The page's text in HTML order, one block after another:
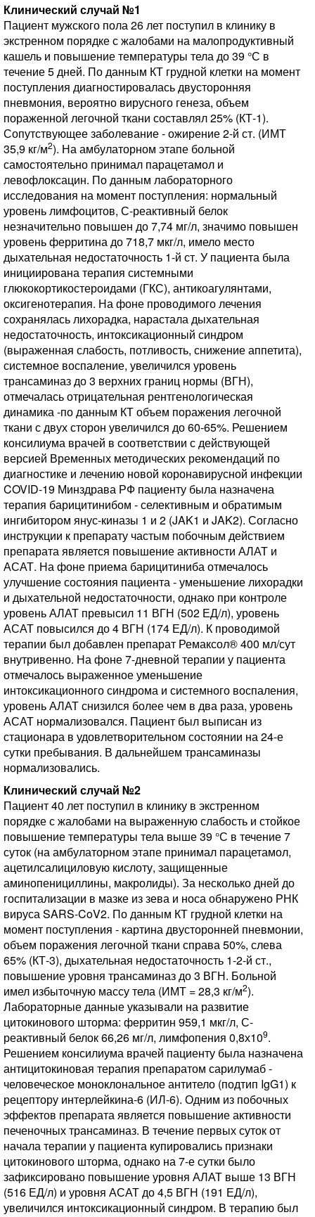
Клинический случай №1
Пациент мужского пола 26 лет поступил в клинику в
экстренном порядке с жалобами на малопродуктивный
кашель и повышение температуры тела до 39 °С в
течение 5 дней. По данным КТ грудной клетки на момент
поступления диагностировалась двусторонняя
пневмония, вероятно вирусного генеза, объем
пораженной легочной ткани составлял 25% (КТ-1).
Сопутствующее заболевание - ожирение 2-й ст. (ИМТ
35,9 кг/м2). На амбулаторном этапе больной
самостоятельно принимал парацетамол и
левофлоксацин. По данным лабораторного
исследования на момент поступления: нормальный
уровень лимфоцитов, С-реактивный белок
незначительно повышен до 7,74 мг/л, значимо повышен
уровень ферритина до 718,7 мкг/л, имело место
дыхательная недостаточность 1-й ст. У пациента была
инициирована терапия системными
глюкокортикостероидами (ГКС), антикоагулянтами,
оксигенотерапия. На фоне проводимого лечения
сохранялась лихорадка, нарастала дыхательная
недостаточность, интоксикационный синдром
(выраженная слабость, потливость, снижение аппетита),
системное воспаление, увеличился уровень
трансаминаз до 3 верхних границ нормы (ВГН),
отмечалась отрицательная рентгенологическая
динамика -по данным КТ объем поражения легочной
ткани с двух сторон увеличился до 60-65%. Решением
консилиума врачей в соответствии с действующей
версией Временных методических рекомендаций по
диагностике и лечению новой коронавирусной инфекции
COVID-19 Минздрава РФ пациенту была назначена
терапия барицитинибом - селективным и обратимым
ингибитором янус-киназы 1 и 2 (JAK1 и JAK2). Согласно
инструкции к препарату частым побочным действием
препарата является повышение активности АЛАТ и
АСАТ. На фоне приема барицитиниба отмечалось
улучшение состояния пациента - уменьшение лихорадки
и дыхательной недостаточности, однако при контроле
уровень АЛАТ превысил 11 ВГН (502 ЕД/л), уровень
АСАТ повысился до 4 ВГН (174 ЕД/л). К проводимой
терапии был добавлен препарат Ремаксол® 400 мл/сут
внутривенно. На фоне 7-дневной терапии у пациента
отмечалось выраженное уменьшение
интоксикационного синдрома и системного воспаления,
уровень АЛАТ снизился более чем в два раза, уровень
АСАТ нормализовался. Пациент был выписан из
стационара в удовлетворительном состоянии на 24-е
сутки пребывания. В дальнейшем трансаминазы
нормализовались.
Клинический случай №2
Пациент 40 лет поступил в клинику в экстренном
порядке с жалобами на выраженную слабость и стойкое
повышение температуры тела выше 39 °С в течение 7
суток (на амбулаторном этапе принимал парацетамол,
ацетилсалициловую кислоту, защищенные
аминопенициллины, макролиды). За несколько дней до
госпитализации в мазке из зева и носа обнаружено РНК
вируса SARS-CoV2. По данным КТ грудной клетки на
момент поступления - картина двусторонней пневмонии,
объем поражения легочной ткани справа 50%, слева
65% (КТ-3), дыхательная недостаточность 1-2-й ст.,
повышение уровня трансаминаз до 3 ВГН. Больной
имел избыточную массу тела (ИМТ = 28,3 кг/м2).
Лабораторные данные указывали на развитие
цитокинового шторма: ферритин 959,1 мкг/л, С-
реактивный белок 66,26 мг/л, лимфопения 0,8х109.
Решением консилиума врачей пациенту была назначена
антицитокиновая терапия препаратом сарилумаб -
человеческое моноклональное антитело (подтип IgG1) к
рецептору интерлейкина-6 (ИЛ-6). Одним из побочных
эффектов препарата является повышение активности
печеночных трансаминаз. В течение первых суток от
начала терапии у пациента купировались признаки
цитокинового шторма, однако на 7-е сутки было
зафиксировано повышение уровня АЛАТ выше 13 ВГН
(516 ЕД/л) и уровня АСАТ до 4,5 ВГН (191 ЕД/л),
увеличился интоксикационный синдром. В терапию был